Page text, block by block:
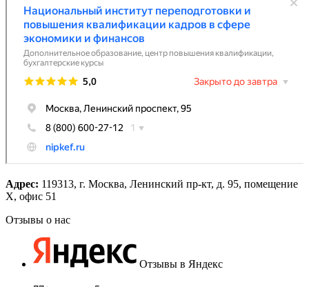
Адрес: 119313, г. Москва, Ленинский пр-кт, д. 95, помещение
Х, офис 51
Отзывы о нас
Отзывы в Яндекс